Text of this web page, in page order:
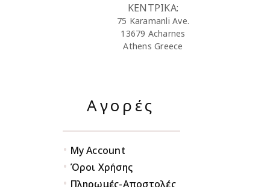
ΚΕΝΤΡΙΚΑ:
75 Karamanli Ave.
13679 Acharnes
Athens Greece
Αγορές
• My Account
• Όροι Χρήσης
• Πληρωμές-Αποστολές